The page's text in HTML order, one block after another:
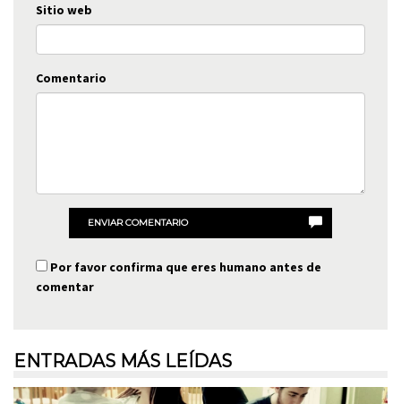
Sitio web
Comentario
ENVIAR COMENTARIO
Por favor confirma que eres humano antes de
comentar
ENTRADAS MÁS LEÍDAS